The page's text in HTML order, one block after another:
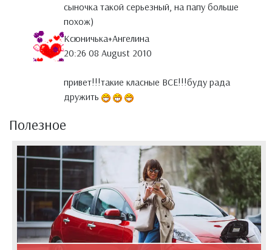
сыночка такой серьезный, на папу больше
похож)
Ксюничька+Ангелина
20:26 08 August 2010
привет!!!такие класные ВСЕ!!!буду рада
дружить
Полезное